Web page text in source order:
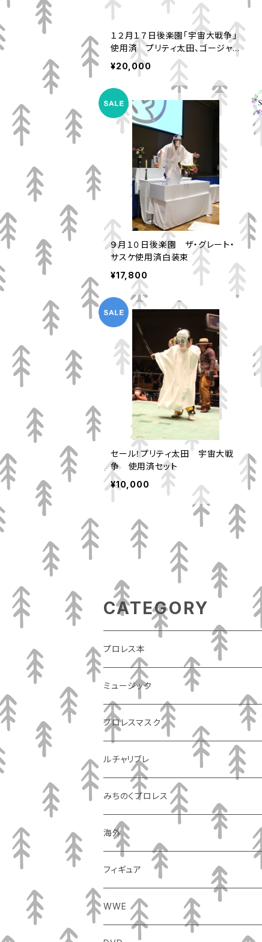
１２月１７日後楽園「宇宙大戦争」
使用済 プリティ太田、ゴージャス
人コスチュームセット
¥20,000
９月１０日後楽園 ザ・グレート・
サスケ使用済白装束
¥17,800
セール！プリティ太田 宇宙大戦
争 使用済セット
¥10,000
CATEGORY
プロレス本
ミュージック
プロレスマスク
ルチャリブレ
みちのくプロレス
海外
フィギュア
WWE